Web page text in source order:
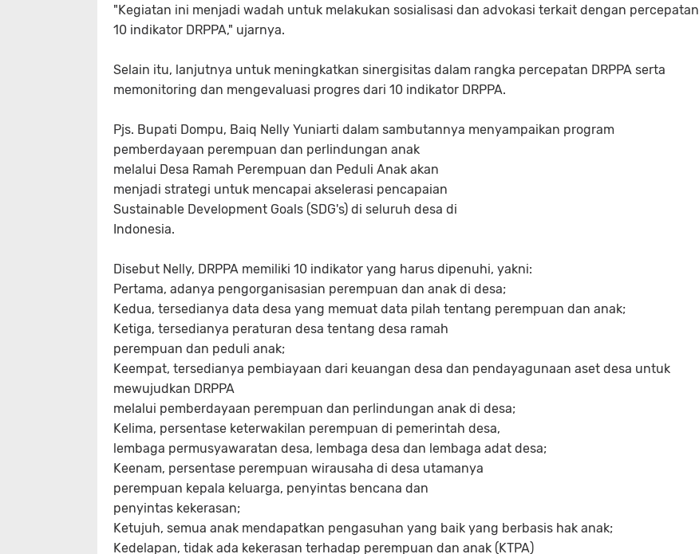
"Kegiatan ini menjadi wadah untuk melakukan sosialisasi dan advokasi terkait dengan percepatan
10 indikator DRPPA," ujarnya.
Selain itu, lanjutnya untuk meningkatkan sinergisitas dalam rangka percepatan DRPPA serta
memonitoring dan mengevaluasi progres dari 10 indikator DRPPA.
Pjs. Bupati Dompu, Baiq Nelly Yuniarti dalam sambutannya menyampaikan program
pemberdayaan perempuan dan perlindungan anak
melalui Desa Ramah Perempuan dan Peduli Anak akan
menjadi strategi untuk mencapai akselerasi pencapaian
Sustainable Development Goals (SDG's) di seluruh desa di
Indonesia.
Disebut Nelly, DRPPA memiliki 10 indikator yang harus dipenuhi, yakni:
Pertama, adanya pengorganisasian perempuan dan anak di desa;
Kedua, tersedianya data desa yang memuat data pilah tentang perempuan dan anak;
Ketiga, tersedianya peraturan desa tentang desa ramah
perempuan dan peduli anak;
Keempat, tersedianya pembiayaan dari keuangan desa dan pendayagunaan aset desa untuk
mewujudkan DRPPA
melalui pemberdayaan perempuan dan perlindungan anak di desa;
Kelima, persentase keterwakilan perempuan di pemerintah desa,
lembaga permusyawaratan desa, lembaga desa dan lembaga adat desa;
Keenam, persentase perempuan wirausaha di desa utamanya
perempuan kepala keluarga, penyintas bencana dan
penyintas kekerasan;
Ketujuh, semua anak mendapatkan pengasuhan yang baik yang berbasis hak anak;
Kedelapan, tidak ada kekerasan terhadap perempuan dan anak (KTPA)